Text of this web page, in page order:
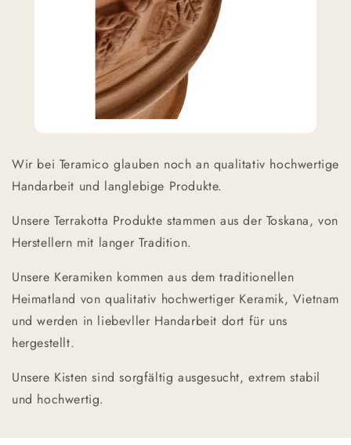
Wir bei Teramico glauben noch an qualitativ hochwertige
Handarbeit und langlebige Produkte.
Unsere Terrakotta Produkte stammen aus der Toskana, von
Herstellern mit langer Tradition.
Unsere Keramiken kommen aus dem traditionellen
Heimatland von qualitativ hochwertiger Keramik, Vietnam
und werden in liebevller Handarbeit dort für uns
hergestellt.
Unsere Kisten sind sorgfältig ausgesucht, extrem stabil
und hochwertig.